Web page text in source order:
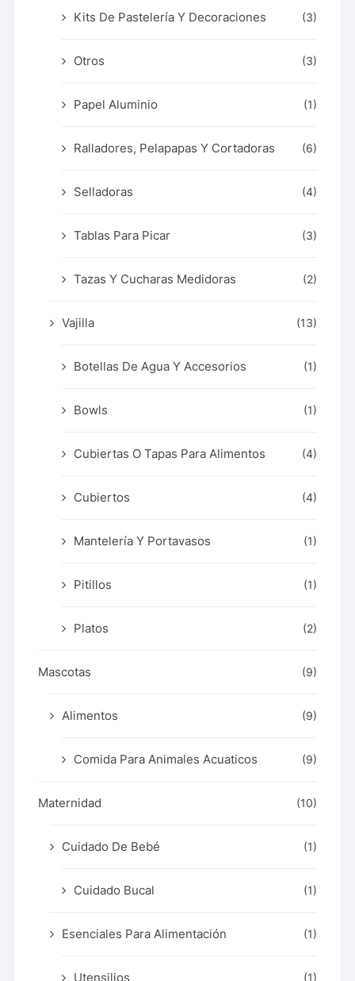
Kits De Pastelería Y Decoraciones (3)
Otros (3)
Papel Aluminio (1)
Ralladores, Pelapapas Y Cortadoras (6)
Selladoras (4)
Tablas Para Picar (3)
Tazas Y Cucharas Medidoras (2)
Vajilla (13)
Botellas De Agua Y Accesorios (1)
Bowls (1)
Cubiertas O Tapas Para Alimentos (4)
Cubiertos (4)
Mantelería Y Portavasos (1)
Pitillos (1)
Platos (2)
Mascotas (9)
Alimentos (9)
Comida Para Animales Acuaticos (9)
Maternidad (10)
Cuidado De Bebé (1)
Cuidado Bucal (1)
Esenciales Para Alimentación (1)
Utensilios (1)